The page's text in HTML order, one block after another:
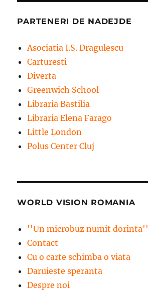
PARTENERI DE NADEJDE
Asociatia I.S. Dragulescu
Carturesti
Diverta
Greenwich School
Libraria Bastilia
Libraria Elena Farago
Little London
Polus Center Cluj
WORLD VISION ROMANIA
''Un microbuz numit dorinta''
Contact
Cu o carte schimba o viata
Daruieste speranta
Despre noi